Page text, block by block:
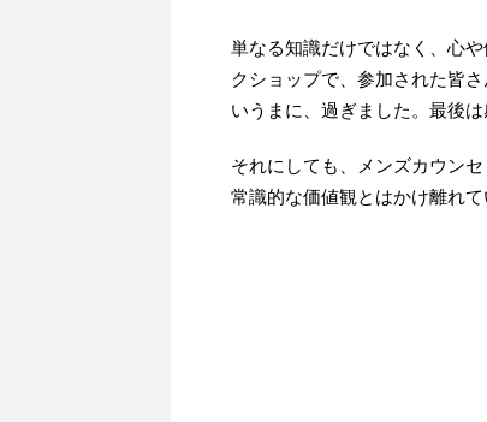
単なる知識だけではなく、心
クショップで、参加された皆
いうまに、過ぎました。最後は
それにしても、メンズカウン
常識的な価値観とはかけ離れ